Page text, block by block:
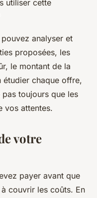
utiliser cette
analyser et
proposées, les
le montant de la
étudier chaque offre,
toujours que les
vos attentes.
votre
payer avant que
couvrir les coûts. En